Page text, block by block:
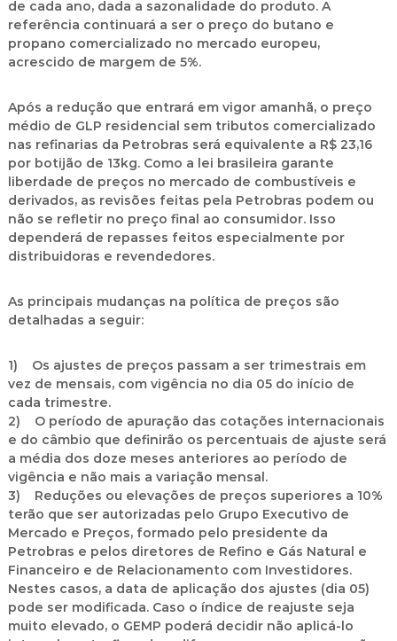
de cada ano, dada a sazonalidade do produto. A
referência continuará a ser o preço do butano e
propano comercializado no mercado europeu,
acrescido de margem de 5%.
Após a redução que entrará em vigor amanhã, o preço
médio de GLP residencial sem tributos comercializado
nas refinarias da Petrobras será equivalente a R$ 23,16
por botijão de 13kg. Como a lei brasileira garante
liberdade de preços no mercado de combustíveis e
derivados, as revisões feitas pela Petrobras podem ou
não se refletir no preço final ao consumidor. Isso
dependerá de repasses feitos especialmente por
distribuidoras e revendedores.
As principais mudanças na política de preços são
detalhadas a seguir:
1) Os ajustes de preços passam a ser trimestrais em
vez de mensais, com vigência no dia 05 do início de
cada trimestre.
2) O período de apuração das cotações internacionais
e do câmbio que definirão os percentuais de ajuste será
a média dos doze meses anteriores ao período de
vigência e não mais a variação mensal.
3) Reduções ou elevações de preços superiores a 10%
terão que ser autorizadas pelo Grupo Executivo de
Mercado e Preços, formado pelo presidente da
Petrobras e pelos diretores de Refino e Gás Natural e
Financeiro e de Relacionamento com Investidores.
Nestes casos, a data de aplicação dos ajustes (dia 05)
pode ser modificada. Caso o índice de reajuste seja
muito elevado, o GEMP poderá decidir não aplicá-lo